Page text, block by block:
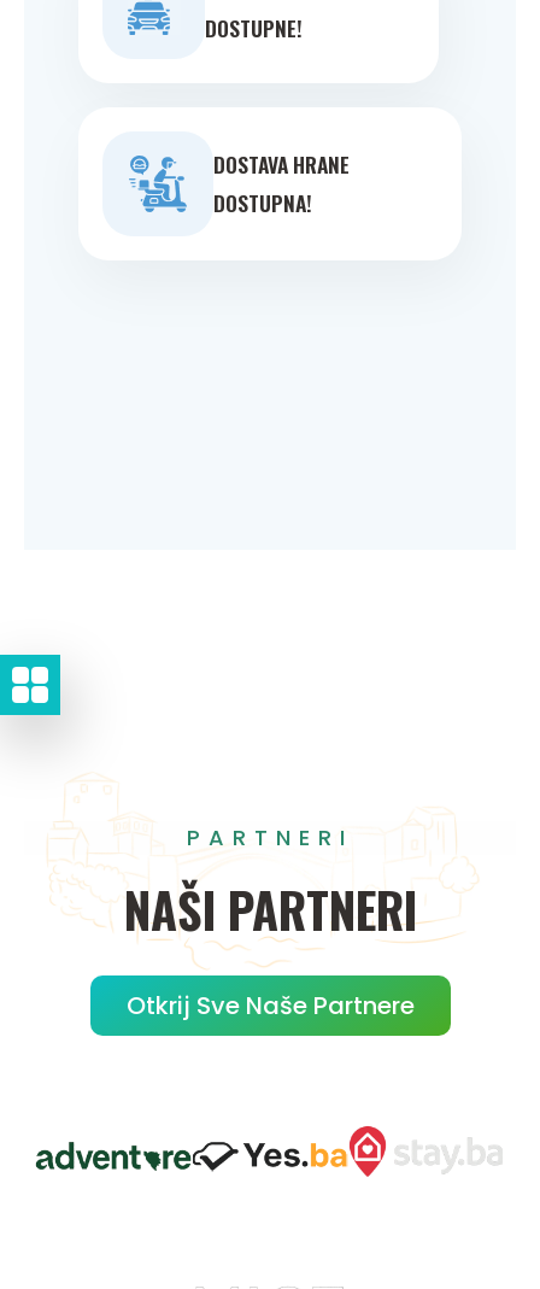
DOSTUPNE!
DOSTAVA HRANE
DOSTUPNA!
PARTNERI
NAŠI PARTNERI
Otkrij Sve Naše Partnere